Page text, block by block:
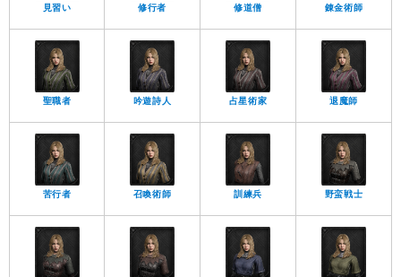
見習い 修行者 修道僧 錬金術師
聖職者 吟遊詩人 占星術家 退魔師
苦行者 召喚術師 訓練兵 野蛮戦士